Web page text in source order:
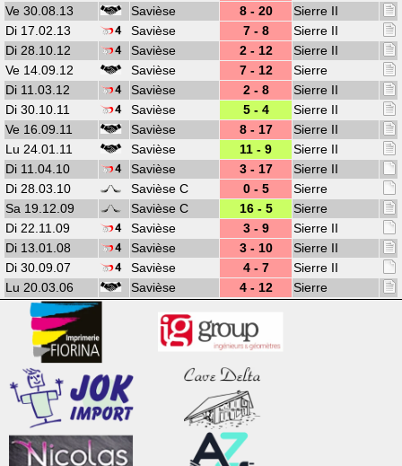
Ve 30.08.13
Savièse 8 - 20
Sierre II
Di 17.02.13
Savièse 7 - 8
Sierre II
Di 28.10.12
Savièse 2 - 12
Sierre II
Ve 14.09.12
Savièse 7 - 12
Sierre
Di 11.03.12
Savièse 2 - 8
Sierre II
Di 30.10.11
Savièse 5 - 4
Sierre II
Ve 16.09.11
Savièse 8 - 17
Sierre II
Lu 24.01.11
Savièse 11 - 9
Sierre II
Di 11.04.10
Savièse 3 - 17
Sierre II
Di 28.03.10
Savièse C 0 - 5
Sierre
Sa 19.12.09
Savièse C 16 - 5
Sierre
Di 22.11.09
Savièse 3 - 9
Sierre II
Di 13.01.08
Savièse 3 - 10
Sierre II
Di 30.09.07
Savièse 4 - 7
Sierre II
Lu 20.03.06
Savièse 4 - 12 Sierre